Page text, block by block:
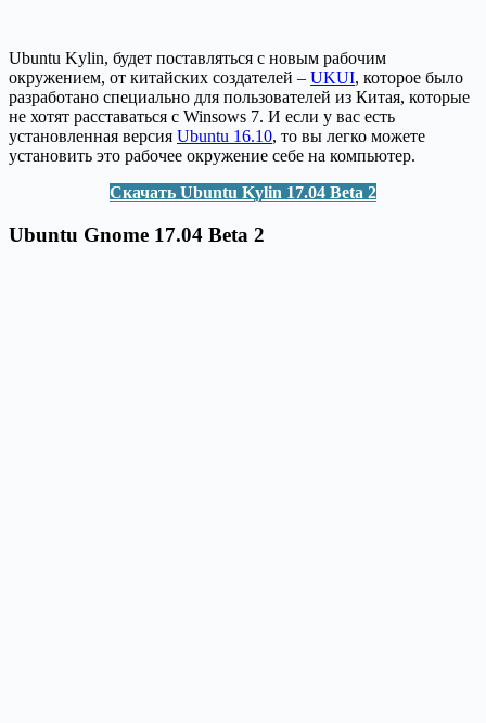
Ubuntu Kylin, будет поставляться с новым рабочим
окружением, от китайских создателей – UKUI, которое было
разработано специально для пользователей из Китая, которые
не хотят расставаться с Winsows 7. И если у вас есть
установленная версия Ubuntu 16.10, то вы легко можете
установить это рабочее окружение себе на компьютер.
Скачать Ubuntu Kylin 17.04 Beta 2
Ubuntu Gnome 17.04 Beta 2